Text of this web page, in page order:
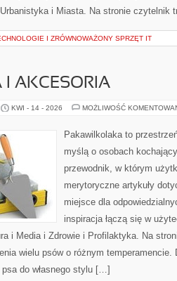
i Miasta. Na stronie czytelnik
I ZRÓWNOWAŻONY SPRZĘT IT
I AKCESORIA
KWI - 14 - 2026 MOŻLIWOŚĆ
Pakawilkolaka to
myślą o osobach
przewodnik, w którym
merytoryczne artykuły
miejsce dla
inspiracja łączą się w
i Media i Zdrowie i Profilaktyka. Na
wielu psów o różnym
do własnego stylu […]